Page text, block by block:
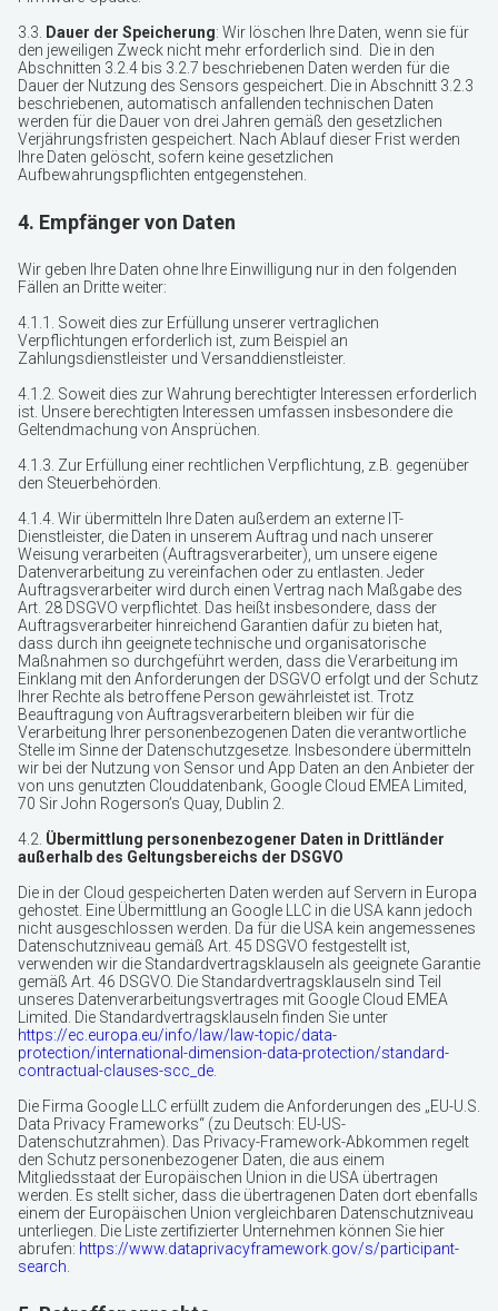
3.3.
Dauer der Speicherung: Wir löschen Ihre Daten, wenn sie für
den jeweiligen Zweck nicht mehr erforderlich sind. Die in den
Abschnitten 3.2.4 bis 3.2.7 beschriebenen Daten werden für die
Dauer der Nutzung des Sensors gespeichert. Die in Abschnitt 3.2.3
beschriebenen, automatisch anfallenden technischen Daten
werden für die Dauer von drei Jahren gemäß den gesetzlichen
Verjährungsfristen gespeichert. Nach Ablauf dieser Frist werden
Ihre Daten gelöscht, sofern keine gesetzlichen
Aufbewahrungspflichten entgegenstehen.
4. Empfänger von Daten
Wir geben Ihre Daten ohne Ihre Einwilligung nur in den folgenden
Fällen an Dritte weiter:
4.1.1. Soweit dies zur Erfüllung unserer vertraglichen
Verpflichtungen erforderlich ist, zum Beispiel an
Zahlungsdienstleister und Versanddienstleister.
4.1.2. Soweit dies zur Wahrung berechtigter Interessen erforderlich
ist. Unsere berechtigten Interessen umfassen insbesondere die
Geltendmachung von Ansprüchen.
4.1.3. Zur Erfüllung einer rechtlichen Verpflichtung, z.B. gegenüber
den Steuerbehörden.
4.1.4. Wir übermitteln Ihre Daten außerdem an externe IT-
Dienstleister, die Daten in unserem Auftrag und nach unserer
Weisung verarbeiten (Auftragsverarbeiter), um unsere eigene
Datenverarbeitung zu vereinfachen oder zu entlasten. Jeder
Auftragsverarbeiter wird durch einen Vertrag nach Maßgabe des
Art. 28 DSGVO verpflichtet. Das heißt insbesondere, dass der
Auftragsverarbeiter hinreichend Garantien dafür zu bieten hat,
dass durch ihn geeignete technische und organisatorische
Maßnahmen so durchgeführt werden, dass die Verarbeitung im
Einklang mit den Anforderungen der DSGVO erfolgt und der Schutz
Ihrer Rechte als betroffene Person gewährleistet ist. Trotz
Beauftragung von Auftragsverarbeitern bleiben wir für die
Verarbeitung Ihrer personenbezogenen Daten die verantwortliche
Stelle im Sinne der Datenschutzgesetze. Insbesondere übermitteln
wir bei der Nutzung von Sensor und App Daten an den Anbieter der
von uns genutzten Clouddatenbank, Google Cloud EMEA Limited,
70 Sir John Rogerson’s Quay, Dublin 2.
4.2. Übermittlung personenbezogener Daten in Drittländer
außerhalb des Geltungsbereichs der DSGVO
Die in der Cloud gespeicherten Daten werden auf Servern in Europa
gehostet. Eine Übermittlung an Google LLC in die USA kann jedoch
nicht ausgeschlossen werden. Da für die USA kein angemessenes
Datenschutzniveau gemäß Art. 45 DSGVO festgestellt ist,
verwenden wir die Standardvertragsklauseln als geeignete Garantie
gemäß Art. 46 DSGVO. Die Standardvertragsklauseln sind Teil
unseres Datenverarbeitungsvertrages mit Google Cloud EMEA
Limited. Die Standardvertragsklauseln finden Sie unter
https://ec.europa.eu/info/law/law-topic/data-
protection/international-dimension-data-protection/standard-
contractual-clauses-scc_de
Die Firma Google LLC erfüllt zudem die Anforderungen des „EU-U.S.
Data Privacy Frameworks“ (zu Deutsch: EU-US-
Datenschutzrahmen). Das Privacy-Framework-Abkommen regelt
den Schutz personenbezogener Daten, die aus einem
Mitgliedsstaat der Europäischen Union in die USA übertragen
werden. Es stellt sicher, dass die übertragenen Daten dort ebenfalls
einem der Europäischen Union vergleichbaren Datenschutzniveau
unterliegen. Die Liste zertifizierter Unternehmen können Sie hier
abrufen: https://www.dataprivacyframework.gov/s/participant-
search